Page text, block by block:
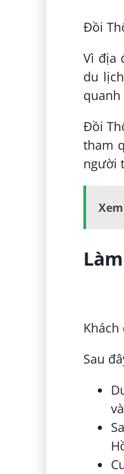
Đồi
Vì địa
du
Đồi
tham
người
Sau